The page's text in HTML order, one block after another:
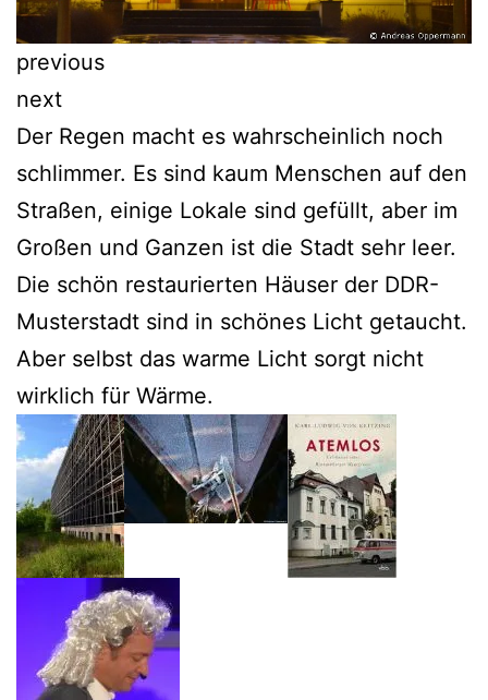
previous
next
Der Regen macht es wahrscheinlich noch
schlimmer. Es sind kaum Menschen auf den
Straßen, einige Lokale sind gefüllt, aber im
Großen und Ganzen ist die Stadt sehr leer.
Die schön restaurierten Häuser der DDR-
Musterstadt sind in schönes Licht getaucht.
Aber selbst das warme Licht sorgt nicht
wirklich für Wärme.